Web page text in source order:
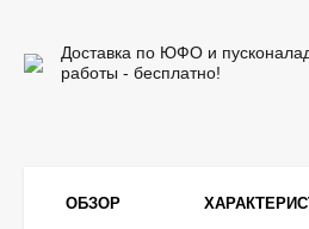
Доставка по ЮФО и
работы - бесплатно!
ОБЗОР